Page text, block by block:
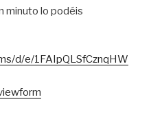
minuto lo podéis
d/e/1FAIpQLSfCznqHW